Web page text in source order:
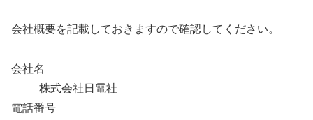
会社概要を記載しておきますので確認してください。
会社名
株式会社日電社
電話番号